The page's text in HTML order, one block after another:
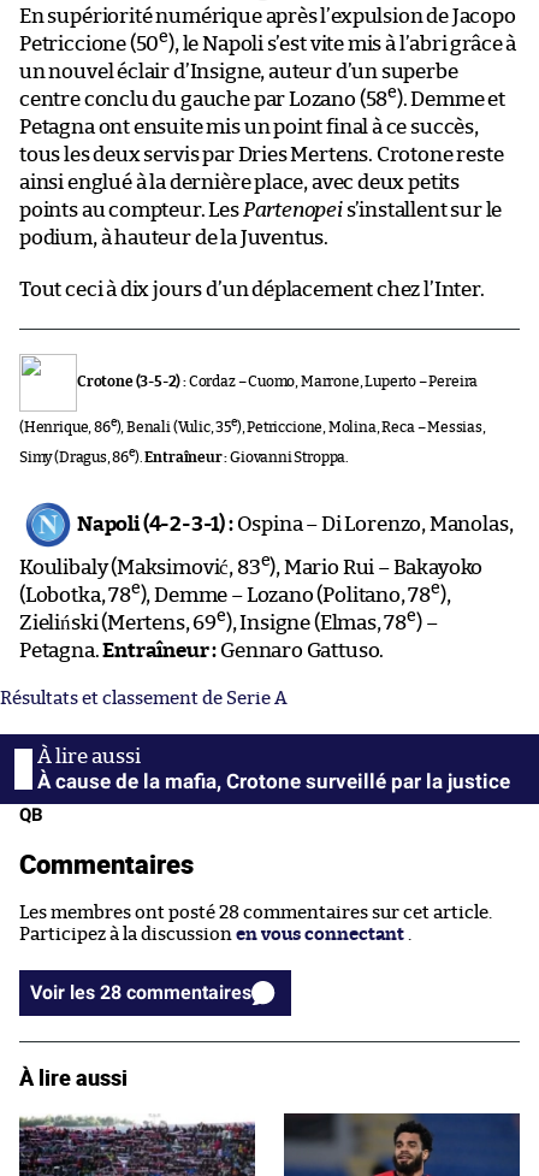
En supériorité numérique après l’expulsion de Jacopo
Petriccione (50e), le Napoli s’est vite mis à l’abri grâce à
un nouvel éclair d’Insigne, auteur d’un superbe
centre conclu du gauche par Lozano (58e). Demme et
Petagna ont ensuite mis un point final à ce succès,
tous les deux servis par Dries Mertens. Crotone reste
ainsi englué à la dernière place, avec deux petits
points au compteur. Les Partenopeis’installent sur le
podium, à hauteur de la Juventus.
Tout ceci à dix jours d’un déplacement chez l’Inter.
Crotone (3-5-2) :Cordaz – Cuomo, Marrone, Luperto – Pereira
(Henrique, 86e), Benali (Vulic, 35e), Petriccione, Molina, Reca – Messias,
Simy (Dragus, 86e).Entraîneur :Giovanni Stroppa.
Napoli (4-2-3-1) :Ospina – Di Lorenzo, Manolas,
Koulibaly (Maksimović, 83e), Mario Rui – Bakayoko
(Lobotka, 78e), Demme – Lozano (Politano, 78e),
Zieliński (Mertens, 69e), Insigne (Elmas, 78e) –
Petagna.Entraîneur : Gennaro Gattuso.
Résultats et classement de Serie A
À cause de la mafia, Crotone surveillé par la justice
QB
Commentaires
Les membres ont posté 28 commentaires sur cet article.
Participez à la discussion en vous connectant
Voir les 28 commentaires
À lire aussi